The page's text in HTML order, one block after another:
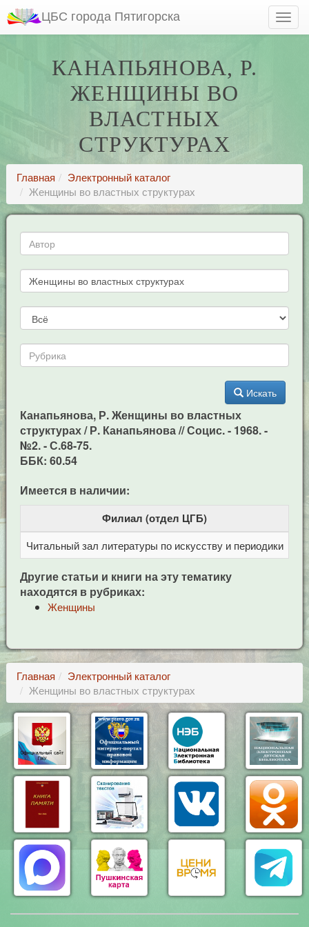
ЦБС города Пятигорска
КАНАПЬЯНОВА, Р.
ЖЕНЩИНЫ ВО
ВЛАСТНЫХ
СТРУКТУРАХ
Главная
Электронный каталог
Женщины во властных структурах
Искать
Канапьянова, Р. Женщины во властных
структурах / Р. Канапьянова // Социс. - 1968. -
№2. - С.68-75.
ББК: 60.54
Имеется в наличии:
Филиал (отдел ЦГБ)
Читальный зал литературы по искусству и периодики
Другие статьи и книги на эту тематику
находятся в рубриках:
Женщины
Главная
Электронный каталог
Женщины во властных структурах